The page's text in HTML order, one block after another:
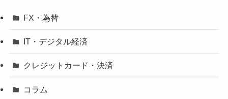
FX・為替
IT・デジタル経済
クレジットカード・決済
コラム